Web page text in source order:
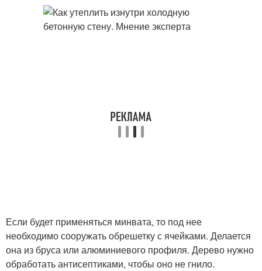
Если будет применяться минвата, то под нее
необходимо сооружать обрешетку с ячейками. Делается
она из бруса или алюминиевого профиля. Дерево нужно
обработать антисептиками, чтобы оно не гнило.